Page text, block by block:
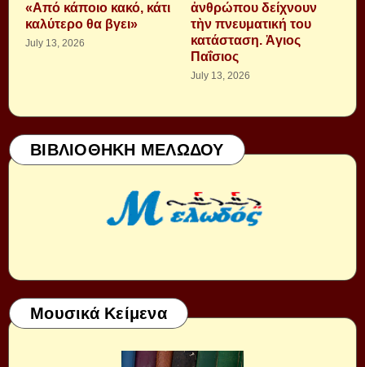
«Από κάποιο κακό, κάτι
καλύτερο θα βγει»
July 13, 2026
ἀνθρώπου δείχνουν
τὴν πνευματική του
κατάσταση. Ἁγιος
Παΐσιος
July 13, 2026
ΒΙΒΛΙΟΘΗΚΗ ΜΕΛΩΔΟΥ
Μουσικά Κείμενα